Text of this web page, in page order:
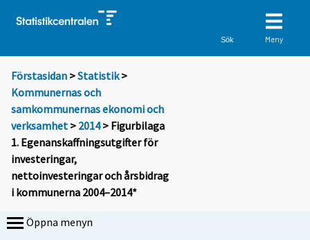
Sök Meny
Förstasidan >Statistik >
Kommunernas och
samkommunernas ekonomi och
verksamhet > 2014> Figurbilaga
1. Egenanskaffningsutgifter för
investeringar,
nettoinvesteringar och årsbidrag
i kommunerna 2004–2014*
Öppna menyn